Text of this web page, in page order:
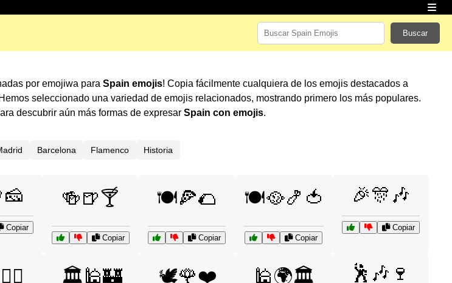
Buscar
por emojiwa para Spain emojis! Copia fácilmente cualquiera de los emojis destacados a
seleccionado una variedad de emojis relacionados, mostrando primero los más populares.
descubrir aún más formas de expresar Spain con emojis.
Barcelona Flamenco Historia
Copiar
🍻🍺🍸
Copiar
🍽️🍕🌮
Copiar
🍽️🥘🍤🍅
Copiar
🎉🎊🎶
Copiar
🏛️🕌🏰 🕊️🌹❤️ 🕌🌍🏛️ 🕺🎶🍷